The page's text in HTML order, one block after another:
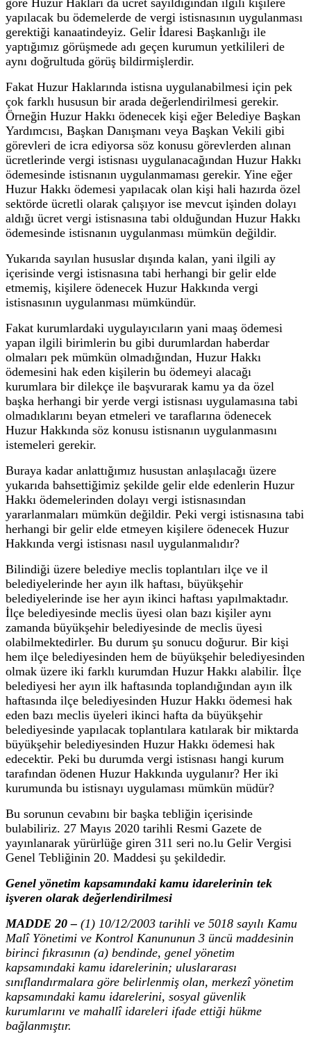
yapılacak bu ödemelerde de vergi istisnasının uygulanması
gerektiği kanaatindeyiz. Gelir İdaresi Başkanlığı ile
yaptığımız görüşmede adı geçen kurumun yetkilileri de
aynı doğrultuda görüş bildirmişlerdir.
Fakat Huzur Haklarında istisna uygulanabilmesi için pek
çok farklı hususun bir arada değerlendirilmesi gerekir.
Örneğin Huzur Hakkı ödenecek kişi eğer Belediye Başkan
Yardımcısı, Başkan Danışmanı veya Başkan Vekili gibi
görevleri de icra ediyorsa söz konusu görevlerden alınan
ücretlerinde vergi istisnası uygulanacağından Huzur Hakkı
ödemesinde istisnanın uygulanmaması gerekir. Yine eğer
Huzur Hakkı ödemesi yapılacak olan kişi hali hazırda özel
sektörde ücretli olarak çalışıyor ise mevcut işinden dolayı
aldığı ücret vergi istisnasına tabi olduğundan Huzur Hakkı
ödemesinde istisnanın uygulanması mümkün değildir.
Yukarıda sayılan hususlar dışında kalan, yani ilgili ay
içerisinde vergi istisnasına tabi herhangi bir gelir elde
etmemiş, kişilere ödenecek Huzur Hakkında vergi
istisnasının uygulanması mümkündür.
Fakat kurumlardaki uygulayıcıların yani maaş ödemesi
yapan ilgili birimlerin bu gibi durumlardan haberdar
olmaları pek mümkün olmadığından, Huzur Hakkı
ödemesini hak eden kişilerin bu ödemeyi alacağı
kurumlara bir dilekçe ile başvurarak kamu ya da özel
başka herhangi bir yerde vergi istisnası uygulamasına tabi
olmadıklarını beyan etmeleri ve taraflarına ödenecek
Huzur Hakkında söz konusu istisnanın uygulanmasını
istemeleri gerekir.
Buraya kadar anlattığımız husustan anlaşılacağı üzere
yukarıda bahsettiğimiz şekilde gelir elde edenlerin Huzur
Hakkı ödemelerinden dolayı vergi istisnasından
yararlanmaları mümkün değildir. Peki vergi istisnasına tabi
herhangi bir gelir elde etmeyen kişilere ödenecek Huzur
Hakkında vergi istisnası nasıl uygulanmalıdır?
Bilindiği üzere belediye meclis toplantıları ilçe ve il
belediyelerinde her ayın ilk haftası, büyükşehir
belediyelerinde ise her ayın ikinci haftası yapılmaktadır.
İlçe belediyesinde meclis üyesi olan bazı kişiler aynı
zamanda büyükşehir belediyesinde de meclis üyesi
olabilmektedirler. Bu durum şu sonucu doğurur. Bir kişi
hem ilçe belediyesinden hem de büyükşehir belediyesinden
olmak üzere iki farklı kurumdan Huzur Hakkı alabilir. İlçe
belediyesi her ayın ilk haftasında toplandığından ayın ilk
haftasında ilçe belediyesinden Huzur Hakkı ödemesi hak
eden bazı meclis üyeleri ikinci hafta da büyükşehir
belediyesinde yapılacak toplantılara katılarak bir miktarda
büyükşehir belediyesinden Huzur Hakkı ödemesi hak
edecektir. Peki bu durumda vergi istisnası hangi kurum
tarafından ödenen Huzur Hakkında uygulanır? Her iki
kurumunda bu istisnayı uygulaması mümkün müdür?
Bu sorunun cevabını bir başka tebliğin içerisinde
bulabiliriz. 27 Mayıs 2020 tarihli Resmi Gazete de
yayınlanarak yürürlüğe giren 311 seri no.lu Gelir Vergisi
Genel Tebliğinin 20. Maddesi şu şekildedir.
Genel yönetim kapsamındaki kamu idarelerinin tek
işveren olarak değerlendirilmesi
MADDE 20 – (1) 10/12/2003 tarihli ve 5018 sayılı Kamu
Malî Yönetimi ve Kontrol Kanununun 3 üncü maddesinin
birinci fıkrasının (a) bendinde, genel yönetim
kapsamındaki kamu idarelerinin; uluslararası
sınıflandırmalara göre belirlenmiş olan, merkezî yönetim
kapsamındaki kamu idarelerini, sosyal güvenlik
kurumlarını ve mahallî idareleri ifade ettiği hükme
bağlanmıştır.